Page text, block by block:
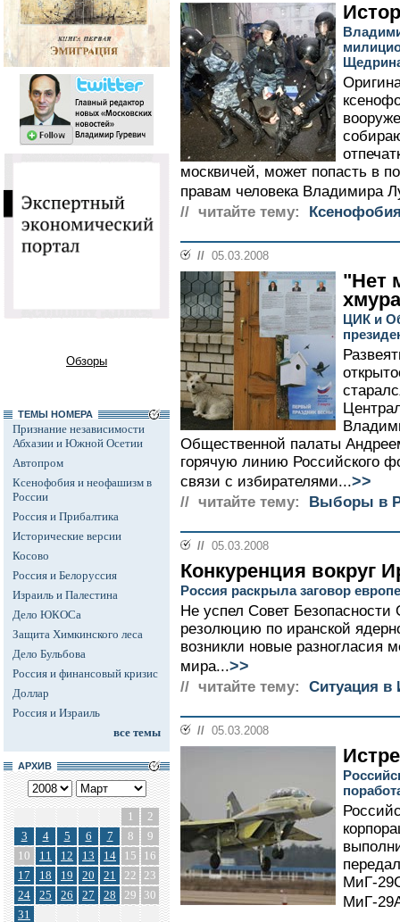
Обзоры
ТЕМЫ НОМЕРА
Признание независимости
Абхазии и Южной Осетии
Автопром
Ксенофобия и неофашизм в
России
Россия и Прибалтика
Исторические версии
Косово
Россия и Белоруссия
Израиль и Палестина
Дело ЮКОСа
Защита Химкинского леса
Дело Бульбова
Россия и финансовый кризис
Доллар
Россия и Израиль
все темы
АРХИВ
1
2
3
4 5 6 7 8
9
10
11 12 13 14 15
16
17
18 19 20 21 22 23
24
25 26 27 28 29
30
31
москвичей, может попасть в
правам человека Владимира
// читайте тему:
// 05.03.2008
"Нет
ЦИК и
Общественной палаты
горячую линию Российского
связи с избирателями...>>
// читайте тему: Выборы в
// 05.03.2008
Конкуренция вокруг
Россия раскрыла заговор
Не успел Совет
резолюцию по иранской
возникли новые
мира...>>
// читайте тему: Ситуация в
// 05.03.2008
МиГ-
МиГ-